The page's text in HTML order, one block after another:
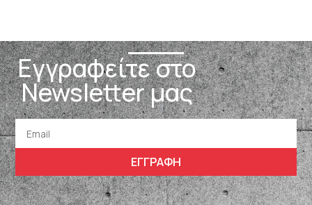
Εγγραφείτε στο
Newsletter μας
ΕΓΓΡΑΦΗ